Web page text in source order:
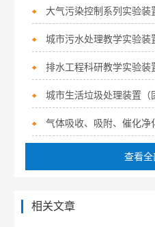
大气污染控制系列实验装
城市污水处理教学实验装
排水工程科研教学实验装
城市生活垃圾处理装置（
气体吸收、吸附、催化净
查看
相关文章